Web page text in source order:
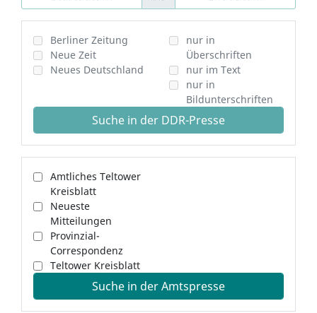
Berliner Zeitung
Neue Zeit
Neues Deutschland
nur in
Überschriften
nur im Text
nur in
Bildunterschriften
Suche in der DDR-Presse
Amtliches Teltower
Kreisblatt
Neueste
Mitteilungen
Provinzial-
Correspondenz
Teltower Kreisblatt
Suche in der Amtspresse